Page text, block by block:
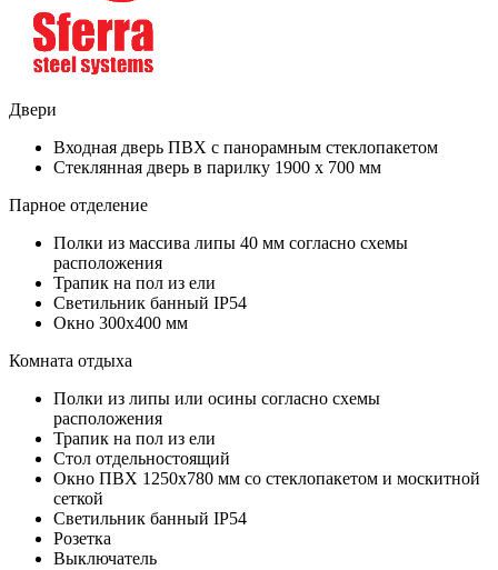
Двери
Входная дверь ПВХ с панорамным стеклопакетом
Стеклянная дверь в парилку 1900 х 700 мм
Парное отделение
Полки из массива липы 40 мм согласно схемы
расположения
Трапик на пол из ели
Светильник банный IP54
Окно 300х400 мм
Комната отдыха
Полки из липы или осины согласно схемы
расположения
Трапик на пол из ели
Стол отдельностоящий
Окно ПВХ 1250х780 мм со стеклопакетом и москитной
сеткой
Светильник банный IP54
Розетка
Выключатель